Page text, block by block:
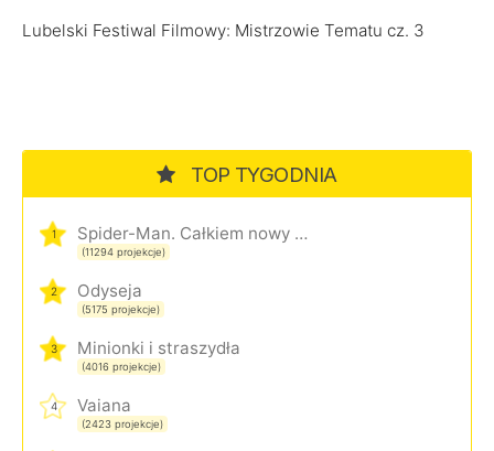
Lubelski Festiwal Filmowy: Mistrzowie Tematu cz. 3
TOP TYGODNIA
1 Spider-Man. Całkiem nowy dzień
(11294 projekcje)
2 Odyseja
(5175 projekcje)
3 Minionki i straszydła
(4016 projekcje)
4 Vaiana
(2423 projekcje)